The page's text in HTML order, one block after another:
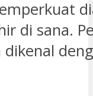
di sana.
dikenal